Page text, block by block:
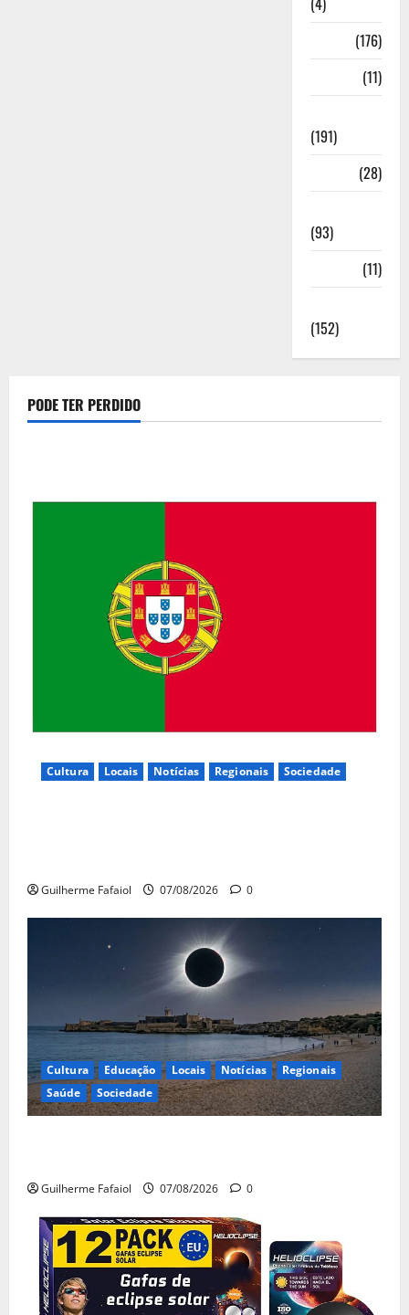
(176)
(11)
(191)
(28)
(93)
(11)
(152)
PODE TER PERDIDO
Cultura Locais Notícias Regionais Sociedade
Guilherme Fafaiol 07/08/2026 0
Cultura Educação Locais Notícias
Regionais
Saúde
Sociedade
Guilherme Fafaiol 07/08/2026 0